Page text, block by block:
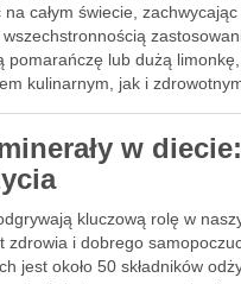
całym świecie,
pomarańczę lub dużą
kulinarnym, jak i
w
kluczową rolę w
zdrowia i dobrego
jest około 50 składników